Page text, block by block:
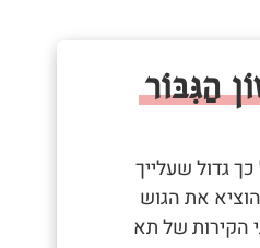
הַגִּבּוֹר
גדול שעלייך
את הגוש
הקירות של תא